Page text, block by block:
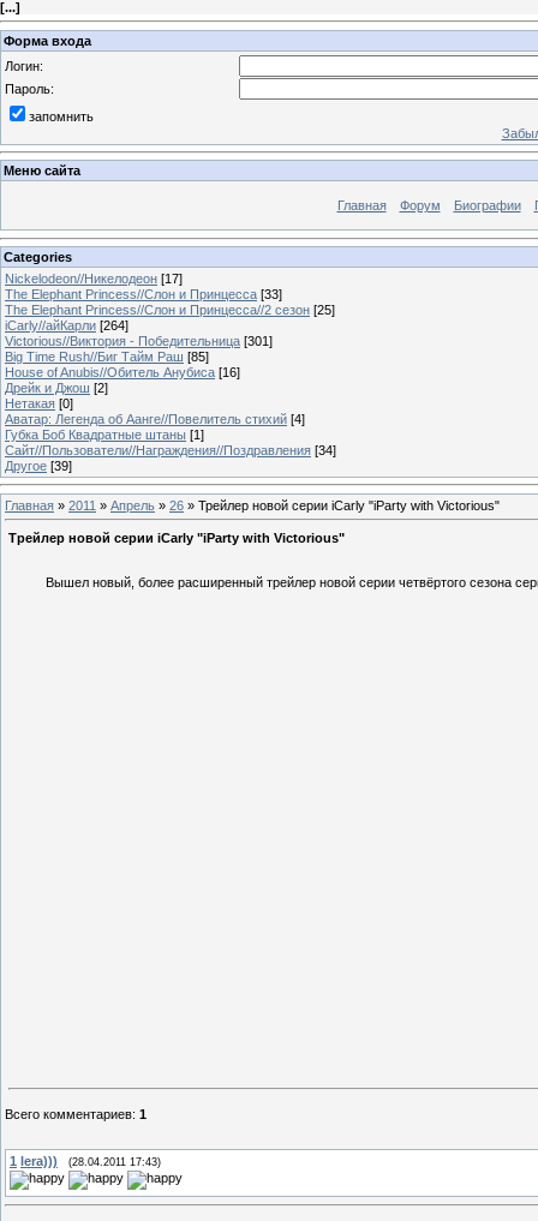
[...]
Форма входа
Логин:
Пароль:
запомнить
Меню сайта
Главная Форум Биографии
Categories
Nickelodeon//Никелодеон [17]
The Elephant Princess//Слон и Принцесса [33]
The Elephant Princess//Слон и Принцесса//2 сезон [25]
iCarly//айКарли [264]
Victorious//Виктория - Победительница [301]
Big Time Rush//Биг Тайм Раш [85]
House of Anubis//Обитель Анубиса [16]
Дрейк и Джош [2]
Нетакая [0]
Аватар: Легенда об Аанге//Повелитель стихий [4]
Губка Боб Квадратные штаны [1]
Сайт//Пользователи//Награждения//Поздравления [34]
Другое [39]
Главная » 2011 » Апрель » 26 » Трейлер новой серии iCarly "iParty with Victorious"
Трейлер новой серии iCarly "iParty with Victorious"
Вышел новый, более расширенный трейлер новой серии четвёртого сезона
Всего комментариев: 1
1 lera))) (28.04.2011 17:43)